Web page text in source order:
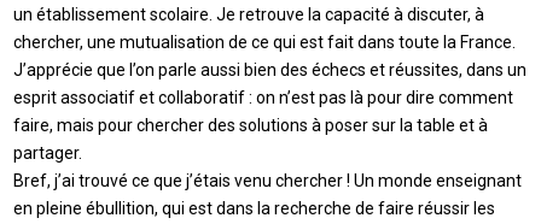
un établissement scolaire. Je retrouve la capacité à discuter, à
chercher, une mutualisation de ce qui est fait dans toute la France.
J’apprécie que l’on parle aussi bien des échecs et réussites, dans un
esprit associatif et collaboratif : on n’est pas là pour dire comment
faire, mais pour chercher des solutions à poser sur la table et à
partager.
Bref, j’ai trouvé ce que j’étais venu chercher ! Un monde enseignant
en pleine ébullition, qui est dans la recherche de faire réussir les